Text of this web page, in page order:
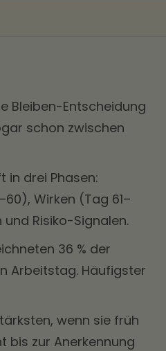
Bleiben-Entscheidung
schon zwischen
in drei Phasen:
Wirken (Tag 61–
Risiko-Signalen.
36 % der
Arbeitstag. Häufigster
wenn sie früh
bis zur Anerkennung